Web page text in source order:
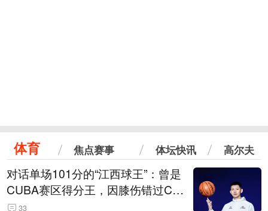
体育 焦点赛事 体坛快讯 高尔夫
对话单场101分的“江西球王”：曾是
CUBA赛区得分王，因膝伤错过CB
A选秀
33